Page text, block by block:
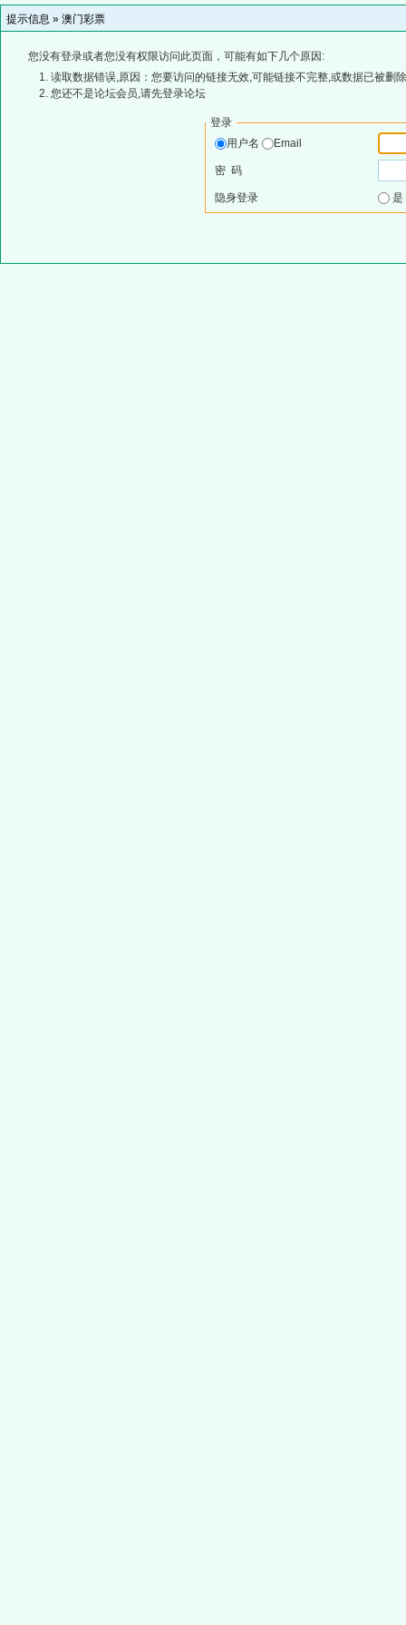
提示信息 » 澳门彩票
您没有登录或者您没有权限访问此页面，可能有如下几个原因:
读取数据错误,原因：您要访问的链接无效,可能链接不完整,或数据已被删
您还不是论坛会员,请先登录论坛
登录
用户名
Email
密 码
隐身登录